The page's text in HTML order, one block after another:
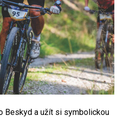
Beskyd a užít si symbolickou